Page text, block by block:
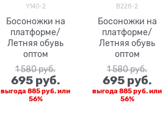
Y140-2
Босоножки на
платформе/
Летняя обувь
оптом
1 580 руб.
695 руб.
выгода 885 руб.или
56%
B228-2
Босоножки на
платформе/
Летняя обувь
оптом
1 580 руб.
695 руб.
выгода 885 руб.или
56%